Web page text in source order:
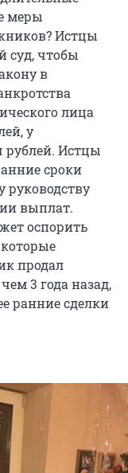
меры
Истцы
суд, чтобы
в
лица
у
рублей. Истцы
сроки
выплат.
оспорить
продал
3 года назад,
ранние сделки